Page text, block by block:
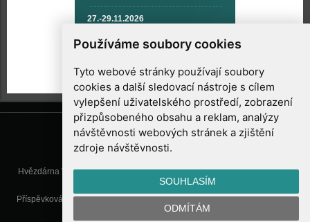
Používáme soubory cookies
Tyto webové stránky používají soubory
cookies a další sledovací nástroje s cílem
vylepšení uživatelského prostředí, zobrazení
přizpůsobeného obsahu a reklam, analýzy
návštěvnosti webových stránek a zjištění
zdroje návštěvnosti.
SOUHLASÍM
ODMÍTÁM
27.-29.11.2026
TECHNIKA A KOSMICKÉ
TECHNOLOGIE
Hvězdárna Valašské Meziříčí, příspěvková organizace, Vsetínská 78, 757
01 Valašské Meziříčí
Příspěvková organizace Zlínského kraje. Telefon:571 611 928, Mobil:777
info@astrovm.cz